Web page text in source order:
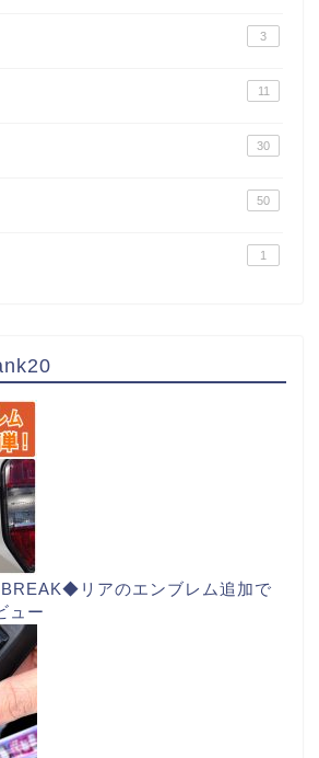
3
11
30
50
1
リアのエンブレム追加で
ュー